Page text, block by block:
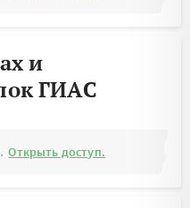
и
ГИАС
Открыть доступ.